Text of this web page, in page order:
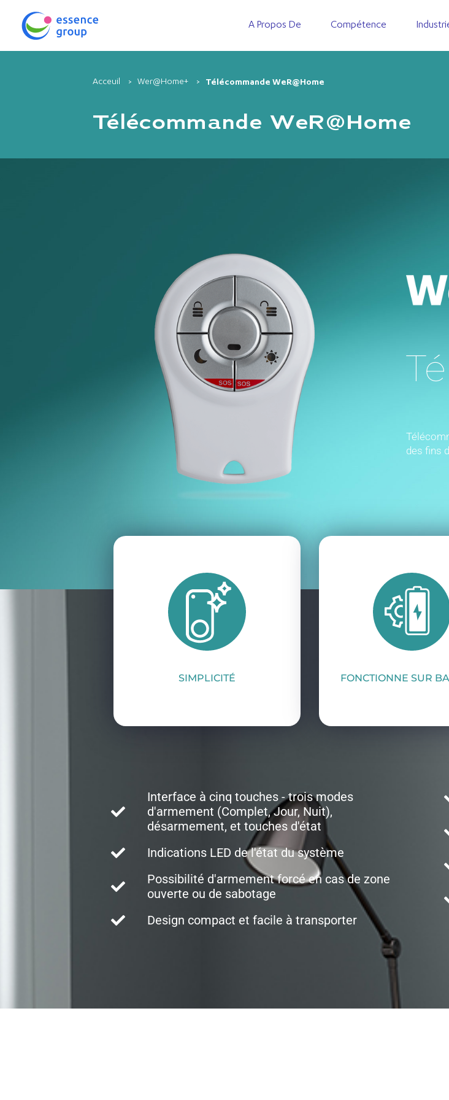
A Propos De Compétence
Acceuil Wer@Home+ Télécommande WeR@Home
Télécommande WeR@Home
des fins
SIMPLICITÉ FONCTIONNE SUR
Interface à cinq touches - trois modes
d'armement (Complet, Jour, Nuit),
désarmement, et touches d'état
Indications LED de l'état du système
Possibilité d'armement forcé en cas de zone
ouverte ou de sabotage
Design compact et facile à transporter